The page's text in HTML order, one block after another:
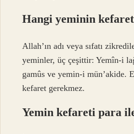
Hangi yeminin
Allah’ın adı veya sıfatı
yeminler, üç çeşittir: Yemîn-i
gamûs ve yemin-i mün’akide.
kefaret gerekmez.
Yemin kefareti para